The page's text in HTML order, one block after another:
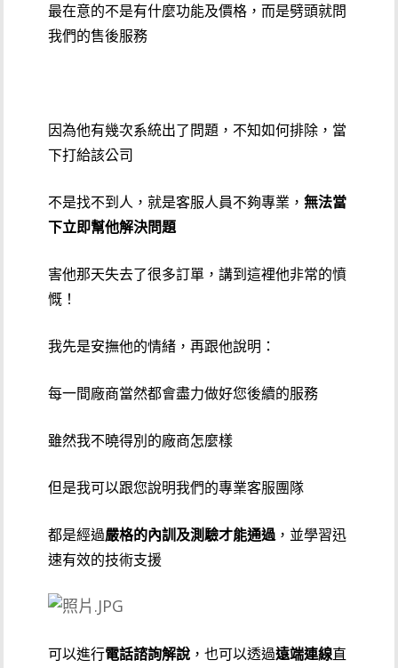
最在意的不是有什麼功能及價格，而是劈頭就問
我們的售後服務
因為他有幾次系統出了問題，不知如何排除，當
下打給該公司
不是找不到人，就是客服人員不夠專業，無法當
下立即幫他解決問題
害他那天失去了很多訂單，講到這裡他非常的憤
慨！
我先是安撫他的情緒，再跟他說明：
每一間廠商當然都會盡力做好您後續的服務
雖然我不曉得別的廠商怎麼樣
但是我可以跟您說明我們的專業客服團隊
都是經過嚴格的內訓及測驗才能通過，並學習迅
速有效的技術支援
可以進行電話諮詢解說 ，也可以透過遠端連線直